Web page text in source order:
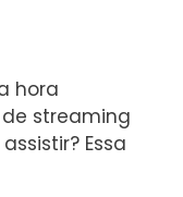
hora
streaming
Essa